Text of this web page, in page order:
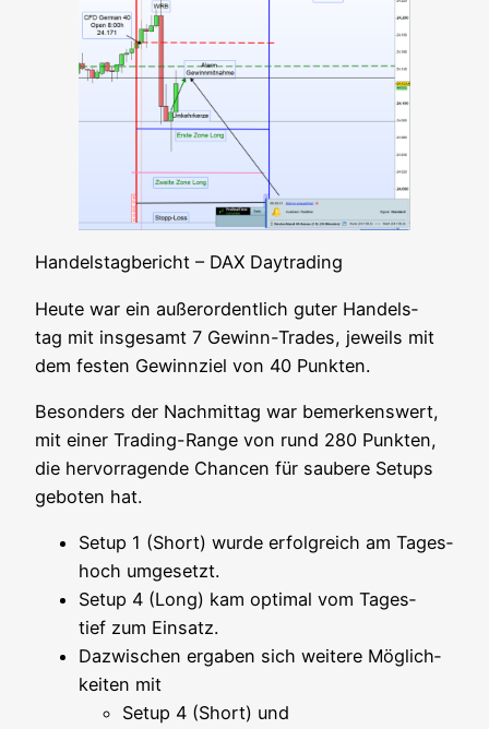
Han­dels­tag­be­richt – DAX Daytrading
Heu­te war ein außer­or­dent­lich guter Han­dels­
tag mit ins­ge­samt 7 Gewinn-Trades, jeweils mit
dem fes­ten Gewinn­ziel von 40 Punkten.
Beson­ders der Nach­mit­tag war bemer­kens­wert,
mit einer Tra­ding-Ran­ge von rund 280 Punk­ten,
die her­vor­ra­gen­de Chan­cen für sau­be­re Set­ups
gebo­ten hat.
Set­up 1 (Short) wur­de erfolg­reich am Tages­
hoch umgesetzt.
Set­up 4 (Long) kam opti­mal vom Tages­
tief zum Einsatz.
Dazwi­schen erga­ben sich wei­te­re Mög­lich­
kei­ten mit
Set­up 4 (Short) und